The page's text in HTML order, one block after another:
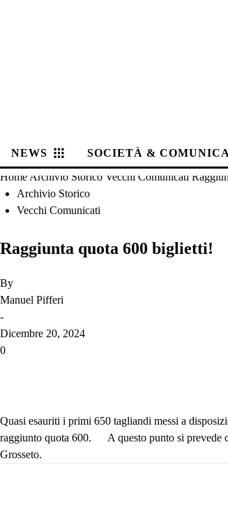
NEWS SOCIETÀ &
Home Archivio Storico Vecchi Comunicati
Archivio Storico
Vecchi Comunicati
Raggiunta quota 600 biglietti!
By
Manuel Pifferi
-
Dicembre 20, 2024
0
Quasi esauriti i primi 650 tagliandi messi a
raggiunto quota 600.
A questo punto si prevede
Grosseto.